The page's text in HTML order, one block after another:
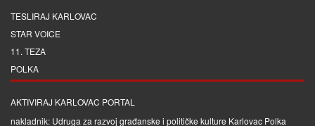
TESLIRAJ KARLOVAC
STAR VOICE
11. TEZA
POLKA
AKTIVIRAJ KARLOVAC PORTAL
nakladnik: Udruga za razvoj građanske i političke kulture Karlovac Polka